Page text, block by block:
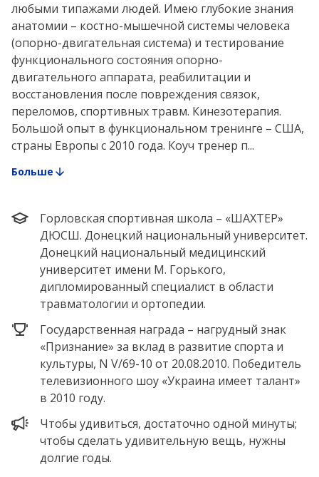
любыми типажами людей. Имею глубокие знания
анатомии – костно-мышечной системы человека
(опорно-двигательная система) и тестирование
функционального состояния опорно-
двигательного аппарата, реабилитации и
восстановления после повреждения связок,
переломов, спортивных травм. Кинезотерапия.
Большой опыт в функциональном тренинге – США,
страны Европы с 2010 года. Коуч тренер п...
Больше
Горловская спортивная школа – «ШАХТЕР»
ДЮСШ. Донецкий национальный университет.
Донецкий национальный медицинский
университет имени М. Горького,
дипломированный специалист в области
травматологии и ортопедии.
Государственная награда – нагрудный знак
«Признание» за вклад в развитие спорта и
культуры, N V/69-10 от 20.08.2010. Победитель
телевизионного шоу «Украина имеет талант»
в 2010 году.
Чтобы удивиться, достаточно одной минуты;
чтобы сделать удивительную вещь, нужны
долгие годы.